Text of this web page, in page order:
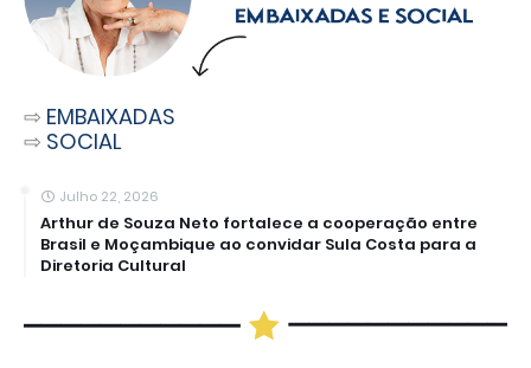
⇨ EMBAIXADAS
⇨ SOCIAL
Julho 22, 2026
Arthur de Souza Neto fortalece a cooperação entre
Brasil e Moçambique ao convidar Sula Costa para a
Diretoria Cultural